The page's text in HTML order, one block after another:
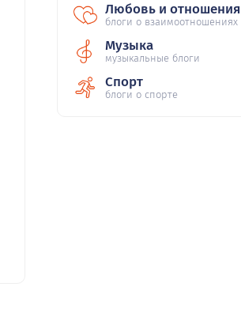
Любовь и отношения
блоги о взаимоотношениях
Музыка
музыкальные блоги
Спорт
блоги о спорте